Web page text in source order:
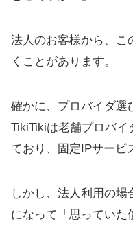
法人のお客様から、こ
くことがあります。
確かに、プロバイダ選
TikiTikiは老舗プロバイ
ており、固定IPサービ
しかし、法人利用の
になって「思っていた